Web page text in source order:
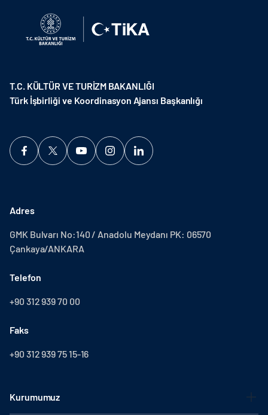
T.C. KÜLTÜR VE TURİZM BAKANLIĞI
Türk İşbirliği ve Koordinasyon Ajansı Başkanlığı
Adres
GMK Bulvarı No:140 / Anadolu Meydanı PK: 06570
Çankaya/ANKARA
Telefon
+90 312 939 70 00
Faks
+90 312 939 75 15-16
Kurumumuz